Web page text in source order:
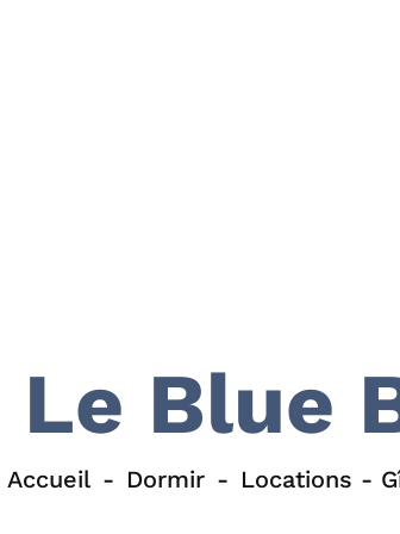
Le Blue
Accueil Dormir Locations -